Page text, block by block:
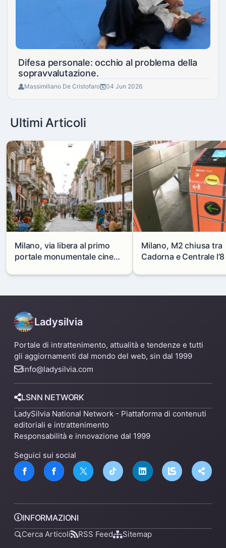
Difesa personale: occhio al problema della
sopravvalutazione.
Massimiliano De Cristofaro 04 Jun 2026
Ultimi Articoli
Milano, via libera al primo
portale monumentale cinese
Milano, M2 chiusa tra
Cadorna e Centrale
alternative
Ladysilvia
Portale di intrattenimento, attualità e tendenze e tutti
gli aggiornamenti dal mondo del web, sin dal 1999
info@ladysilvia.com
LSNN NETWORK
LadySilvia National Network - Piattaforma di contenuti
editoriali e intrattenimento
Responsabilità e innovazione dal 1999
Seguici sui social
INFORMAZIONI
Cerca Articoli RSS Feed Sitemap